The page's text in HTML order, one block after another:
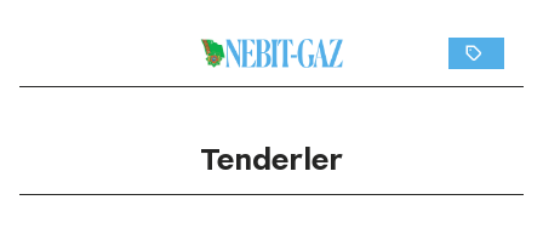
Tenderler